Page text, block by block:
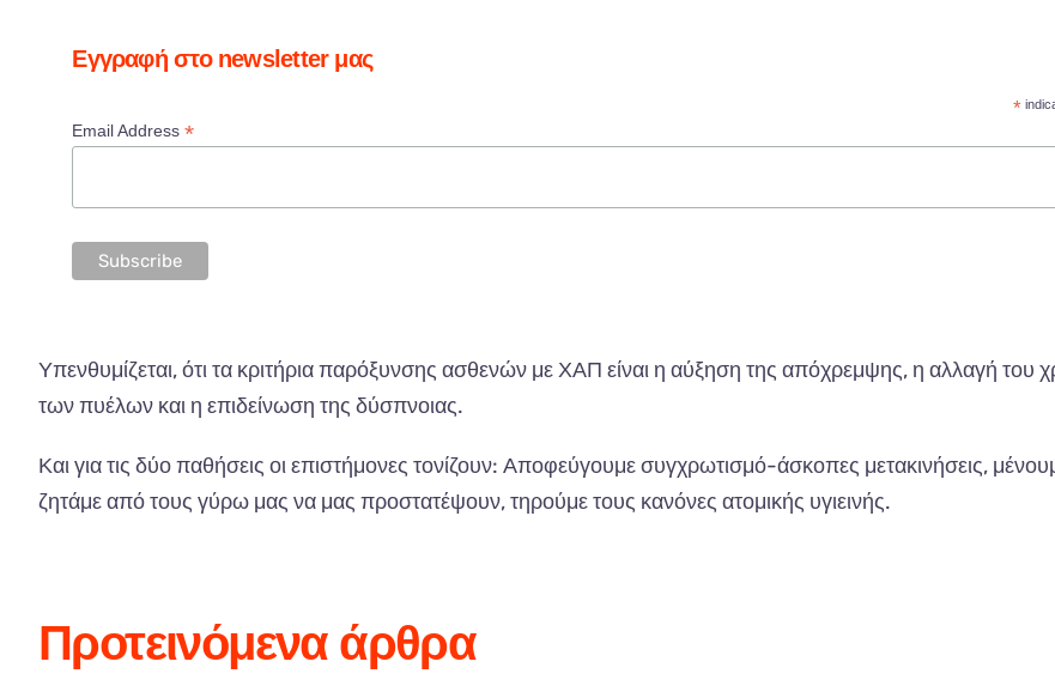
Εγγραφή στο newsletter μας
*
Email Address*
Υπενθυμίζεται, ότι τα κριτήρια παρόξυνσης ασθενών με ΧΑΠ είναι η αύξηση της απόχρεμψης, η αλλαγή του
των πυέλων και η επιδείνωση της δύσπνοιας.
Και για τις δύο παθήσεις οι επιστήμονες τονίζουν: Αποφεύγουμε συγχρωτισμό-άσκοπες μετακινήσεις,
ζητάμε από τους γύρω μας να μας προστατέψουν, τηρούμε τους κανόνες ατομικής υγιεινής.
Προτεινόμενα άρθρα